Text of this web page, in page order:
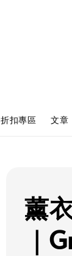
折扣專區 文章
薰
｜